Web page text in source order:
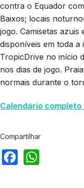
contra o Equador
Baixos; locais
jogo. Camisetas
disponíveis em toda
TropicDrive no início
nos dias de jogo.
normais durante o
Calendário
Compartilhar